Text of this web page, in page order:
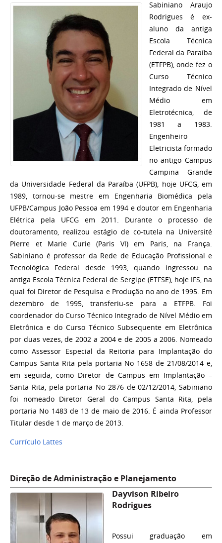
Sabiniano Araujo
Rodrigues é ex-
aluno da antiga
Escola Técnica
Federal da Paraíba
(ETFPB), onde fez o
Curso Técnico
Integrado de Nível
Médio em
Eletrotécnica, de
1981 a 1983.
Engenheiro
Eletricista formado
no antigo Campus
Campina Grande
da Universidade Federal da Paraíba (UFPB), hoje UFCG, em
1989, tornou-se mestre em Engenharia Biomédica pela
UFPB/Campus João Pessoa em 1994 e doutor em Engenharia
Elétrica pela UFCG em 2011. Durante o processo de
doutoramento, realizou estágio de co-tutela na Université
Pierre et Marie Curie (Paris VI) em Paris, na França.
Sabiniano é professor da Rede de Educação Profissional e
Tecnológica Federal desde 1993, quando ingressou na
antiga Escola Técnica Federal de Sergipe (ETFSE), hoje IFS, na
qual foi Diretor de Pesquisa e Produção no ano de 1995. Em
dezembro de 1995, transferiu-se para a ETFPB. Foi
coordenador do Curso Técnico Integrado de Nível Médio em
Eletrônica e do Curso Técnico Subsequente em Eletrônica
por duas vezes, de 2002 a 2004 e de 2005 a 2006. Nomeado
como Assessor Especial da Reitoria para Implantação do
Campus Santa Rita pela portaria No 1658 de 21/08/2014 e,
em seguida, como Diretor de Campus em Implantação –
Santa Rita, pela portaria No 2876 de 02/12/2014, Sabiniano
foi nomeado Diretor Geral do Campus Santa Rita, pela
portaria No 1483 de 13 de maio de 2016. É ainda Professor
Titular desde 1 de março de 2013.
Currículo Lattes
Direção de Administração e Planejamento
Dayvison Ribeiro
Rodrigues
Possui graduação em